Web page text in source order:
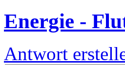
Energie -
Antwort